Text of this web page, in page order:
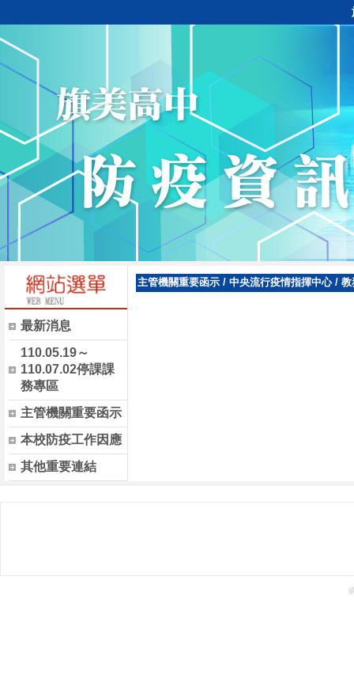
最新消息
110.05.19～
110.07.02停課課
務專區
主管機關重要函示
本校防疫工作因應
其他重要連結
主管機關重要函示 / 中央流行疫情指揮中心/ 教